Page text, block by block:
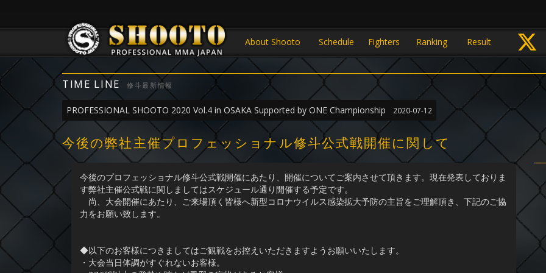
About Shooto Schedule Fighters Ranking Result
TIME LINE 修斗最新情報
PROFESSIONAL SHOOTO 2020 Vol.4 in OSAKA Supported by ONE Championship 2020-07-12
今後の弊社主催プロフェッショナル修斗公式戦開催に関して
今後のプロフェッショナル修斗公式戦開催にあたり、開催についてご案内させて頂きます。現在発表しておりま
す弊社主催公式戦に関しましてはスケジュール通り開催する予定です。
尚、大会開催にあたり、ご来場頂く皆様へ新型コロナウイルス感染拡大予防の主旨をご理解頂き、下記のご協
力をお願い致します。
◆以下のお客様につきましてはご観戦をお控えいただきますようお願いいたします。
・大会当日体調がすぐれないお客様。